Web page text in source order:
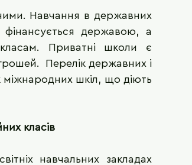
Навчання в державних
фінансується державою, а
Приватні школи є
Перелік державних і
міжнародних шкіл, що діють
класів
навчальних закладах